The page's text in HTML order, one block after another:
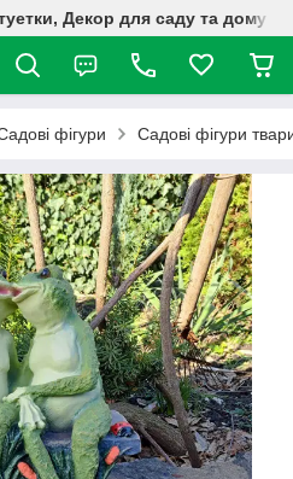
Декор для саду та дому
фігури Садові фігури